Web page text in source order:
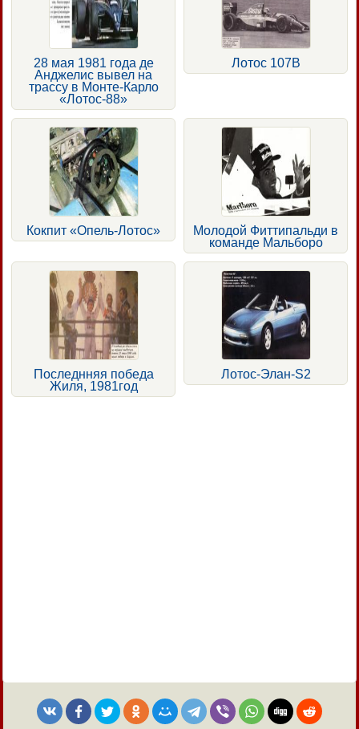
28 мая 1981 года де
Анджелис вывел на
трассу в Монте-Карло
«Лотос-88»
Лотос 107В
Кокпит «Опель-Лотос»
Молодой Фиттипальди в
команде Мальборо
Последнняя победа
Жиля, 1981год
Лотос-Элан-S2